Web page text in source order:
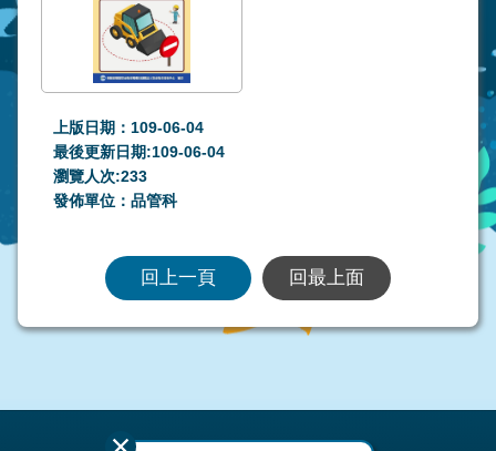
上版日期：109-06-04
最後更新日期:109-06-04
瀏覽人次:233
發佈單位：品管科
回上一頁 回最上面